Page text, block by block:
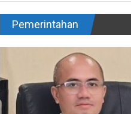
Pemerintahan